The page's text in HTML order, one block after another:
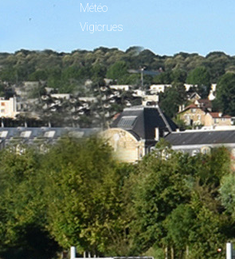
Météo
Vigicrues